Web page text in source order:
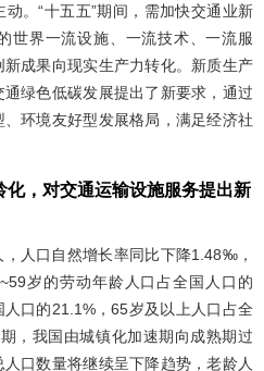
。“十五五”期间，需加快交通业新
世界一流设施、一流技术、一流服
成果向现实生产力转化。新质生产
绿色低碳发展提出了新要求，通过
环境友好型发展格局，满足经济社
，对交通运输设施服务提出新
人口自然增长率同比下降1.48‰，
岁的劳动年龄人口占全国人口的
口的21.1%，65岁及以上人口占全
期，我国由城镇化加速期向成熟期过
口数量将继续呈下降趋势，老龄人